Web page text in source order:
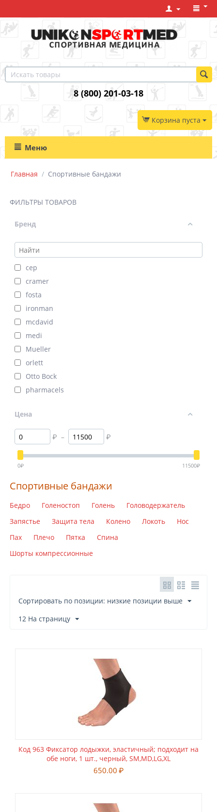
8 (800) 201-03-18
Корзина пуста
Меню
Главная / Спортивные бандажи
ФИЛЬТРЫ ТОВАРОВ
Бренд
cep
cramer
fosta
ironman
mcdavid
medi
Mueller
orlett
Otto Bock
pharmacels
push
rehband
select
swedeo
Цена
₽ – ₽
0₽ 11500₽
Спортивные бандажи
Бедро Голеностоп Голень
Головодержатель
Запястье
Защита тела Колено Локоть
Нос
Пах
Плечо Пятка
Спина
Шорты компрессионные
Сортировать по позиции: низкие позиции выше
12 На страницу
Код 963 Фиксатор лодыжки, эластичный; подходит на
обе ноги, 1 шт., черный, SM,MD,LG,XL
650.00 ₽